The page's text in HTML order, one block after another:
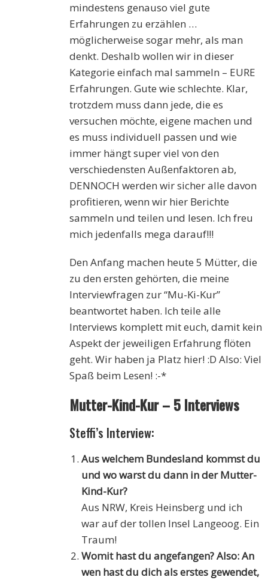
mindestens genauso viel gute
Erfahrungen zu erzählen …
möglicherweise sogar mehr, als man
denkt. Deshalb wollen wir in dieser
Kategorie einfach mal sammeln – EURE
Erfahrungen. Gute wie schlechte. Klar,
trotzdem muss dann jede, die es
versuchen möchte, eigene machen und
es muss individuell passen und wie
immer hängt super viel von den
verschiedensten Außenfaktoren ab,
DENNOCH werden wir sicher alle davon
profitieren, wenn wir hier Berichte
sammeln und teilen und lesen. Ich freu
mich jedenfalls mega darauf!!!
Den Anfang machen heute 5 Mütter, die
zu den ersten gehörten, die meine
Interviewfragen zur “Mu-Ki-Kur”
beantwortet haben. Ich teile alle
Interviews komplett mit euch, damit kein
Aspekt der jeweiligen Erfahrung flöten
geht. Wir haben ja Platz hier! :D Also: Viel
Spaß beim Lesen! :-*
Mutter-Kind-Kur – 5 Interviews
Steffi’s Interview:
Aus welchem Bundesland kommst du
und wo warst du dann in der Mutter-
Kind-Kur?
Aus NRW, Kreis Heinsberg und ich
war auf der tollen Insel Langeoog. Ein
Traum!
Womit hast du angefangen? Also: An
wen hast du dich als erstes gewendet,